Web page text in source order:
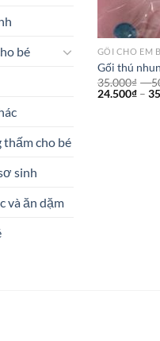
bé
thấm cho bé
sinh
và ăn dặm
GỐI CHO EM
Gối thú
35.000₫ –
24.500₫–